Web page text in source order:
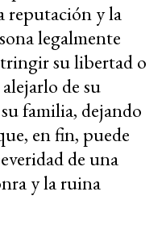
reputación y la
legalmente
su libertad o
de su
familia, dejando
en fin, puede
de una
y la ruina